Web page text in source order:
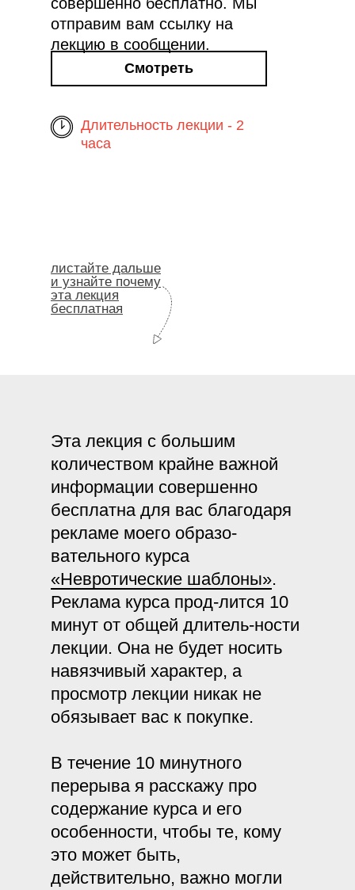
Смотреть
отправим вам ссылку на
лекцию в сообщении.
Длительность лекции - 2
часа
листайте дальше
и узнайте почему
эта лекция
бесплатная
Эта лекция с большим
количеством крайне важной
информации совершенно
бесплатна для вас благодаря
рекламе моего образо-
вательного курса
«Невротические шаблоны».
Реклама курса прод-лится 10
минут от общей длитель-ности
лекции. Она не будет носить
навязчивый характер, а
просмотр лекции никак не
обязывает вас к покупке.
В течение 10 минутного
перерыва я расскажу про
содержание курса и его
особенности, чтобы те, кому
это может быть,
действительно, важно могли